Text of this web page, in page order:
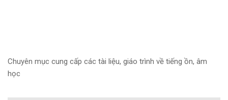
Chuyên mục cung cấp các tài liệu, giáo trình về tiếng ồn, âm
học